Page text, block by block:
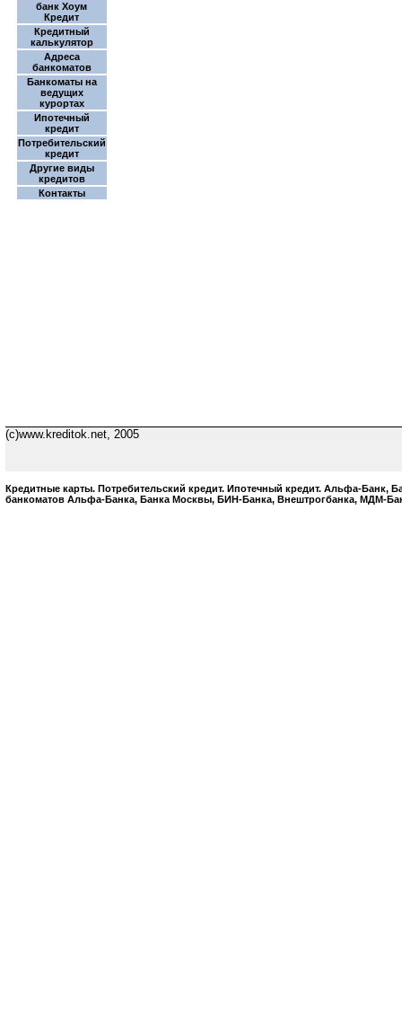
банк Хоум
Кредит
Кредитный
калькулятор
Адреса
банкоматов
Банкоматы на
ведущих
курортах
Ипотечный
кредит
Потребительский
кредит
Другие виды
кредитов
Контакты
(c)www.kreditok.net, 2005
Кредитные карты. Потребительский кредит. Ипотечный кредит. Альфа-
банкоматов Альфа-Банка, Банка Москвы, БИН-Банка, Внештрогбанка, МДМ-